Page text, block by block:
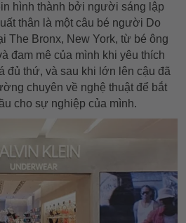
hình thành bởi người sáng lập
thân là một câu bé người Do
The Bronx, New York, từ bé ông
đam mê của mình khi yêu thích
đủ thứ, và sau khi lớn lên cậu đã
chuyên về nghệ thuật để bắt
cho sự nghiệp của mình.